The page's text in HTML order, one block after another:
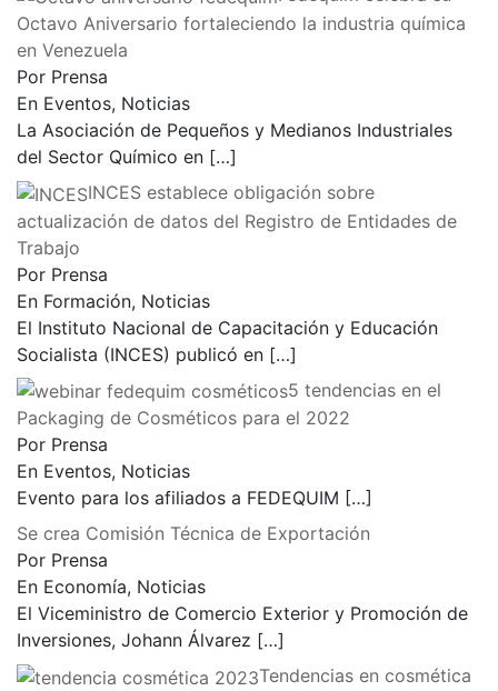
Octavo Aniversario fortaleciendo la industria química
en Venezuela
Por Prensa
En Eventos, Noticias
La Asociación de Pequeños y Medianos Industriales
del Sector Químico en […]
INCES establece obligación sobre
actualización de datos del Registro de Entidades de
Trabajo
Por Prensa
En Formación, Noticias
El Instituto Nacional de Capacitación y Educación
Socialista (INCES) publicó en […]
5 tendencias en el
Packaging de Cosméticos para el 2022
Por Prensa
En Eventos, Noticias
Evento para los afiliados a FEDEQUIM […]
Se crea Comisión Técnica de Exportación
Por Prensa
En Economía, Noticias
El Viceministro de Comercio Exterior y Promoción de
Inversiones, Johann Álvarez […]
Tendencias en cosmética